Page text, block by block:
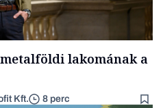
lakomának a
Kft. 8 perc